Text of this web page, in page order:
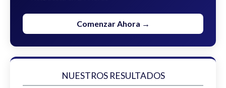
Comenzar Ahora →
NUESTROS RESULTADOS